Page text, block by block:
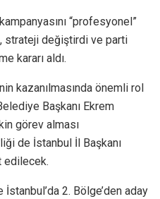
“profesyonel”
strateji değiştirdi ve parti
kararı aldı.
kazanılmasında önemli rol
Başkanı Ekrem
görev alması
de İstanbul İl Başkanı
edilecek.
İstanbul’da 2. Bölge’den aday